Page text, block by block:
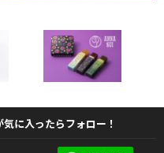
気に入ったらフォロー！